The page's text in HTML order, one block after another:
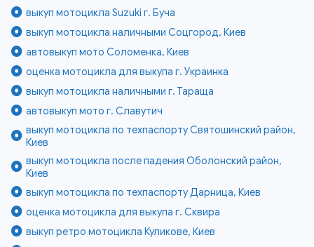
выкуп мотоцикла Suzuki г. Буча
выкуп мотоцикла наличными Соцгород, Киев
автовыкуп мото Соломенка, Киев
оценка мотоцикла для выкупа г. Украинка
выкуп мотоцикла наличными г. Тараща
автовыкуп мото г. Славутич
выкуп мотоцикла по техпаспорту Святошинский район,
Киев
выкуп мотоцикла после падения Оболонский район,
Киев
выкуп мотоцикла по техпаспорту Дарница, Киев
оценка мотоцикла для выкупа г. Сквира
выкуп ретро мотоцикла Куликове, Киев